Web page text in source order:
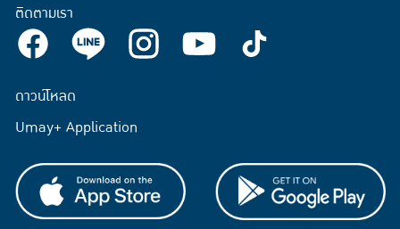
ติดตามเรา
ดาวน์โหลด
Umay+ Application